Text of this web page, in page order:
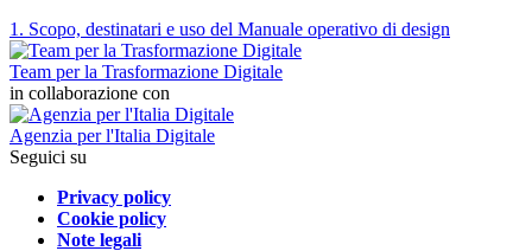
1. Scopo, destinatari e uso del Manuale operativo di design
Team per la Trasformazione Digitale
in collaborazione con
Agenzia per l'Italia Digitale
Seguici su
Privacy policy
Cookie policy
Note legali